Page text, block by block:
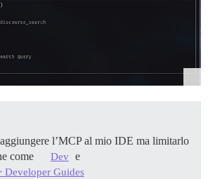
l’MCP al mio IDE ma limitarlo
come
Dev e
Developer Guides